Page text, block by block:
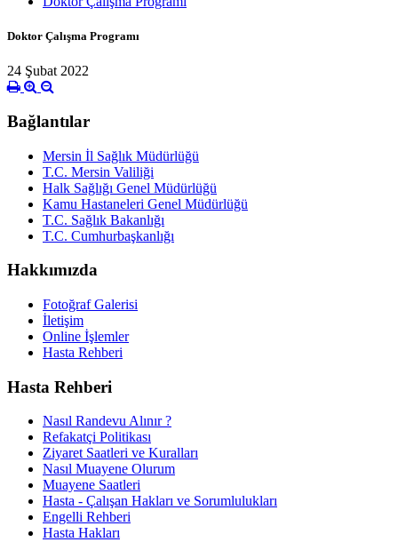
Doktor Çalışma Programı
24 Şubat 2022
Bağlantılar
Mersin İl Sağlık Müdürlüğü
T.C. Mersin Valiliği
Halk Sağlığı Genel Müdürlüğü
Kamu Hastaneleri Genel Müdürlüğü
T.C. Sağlık Bakanlığı
T.C. Cumhurbaşkanlığı
Hakkımızda
Fotoğraf Galerisi
İletişim
Online İşlemler
Hasta Rehberi
Hasta Rehberi
Nasıl Randevu Alınır ?
Refakatçi Politikası
Ziyaret Saatleri ve Kuralları
Nasıl Muayene Olurum
Muayene Saatleri
Hasta - Çalışan Hakları ve Sorumlulukları
Engelli Rehberi
Hasta Hakları